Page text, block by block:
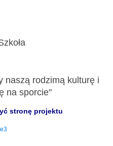
naszą rodzimą kulturę i
na sporcie"
stronę projektu